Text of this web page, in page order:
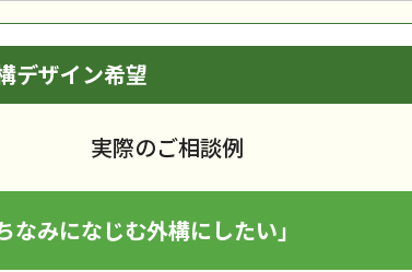
デザイン希望
実際のご相談例
なみになじむ外構にしたい」